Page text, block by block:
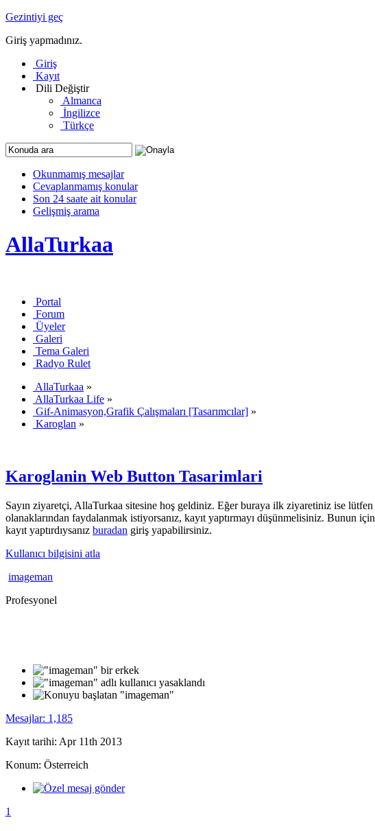
Gezintiyi geç
Giriş yapmadınız.
Giriş
Kayıt
Dili Değiştir
Almanca
İngilizce
Türkçe
Okunmamış mesajlar
Cevaplanmamış konular
Son 24 saate ait konular
Gelişmiş arama
AllaTurkaa
Portal
Forum
Üyeler
Galeri
Tema Galeri
Radyo Rulet
AllaTurkaa »
AllaTurkaa Life »
Gif-Animasyon,Grafik Çalışmaları [Tasarımcılar] »
Karoglan »
Karoglanin Web Button Tasarimlari
Sayın ziyaretçi, AllaTurkaa sitesine hoş geldiniz. Eğer buraya ilk ziyaretiniz ise lütfen
olanaklarından faydalanmak istiyorsanız, kayıt yaptırmayı düşünmelisiniz. Bunun için
kayıt yaptırdıysanız buradan giriş yapabilirsiniz.
Kullanıcı bilgisini atla
imageman
Profesyonel
Mesajlar: 1,185
Kayıt tarihi: Apr 11th 2013
Konum: Österreich
1